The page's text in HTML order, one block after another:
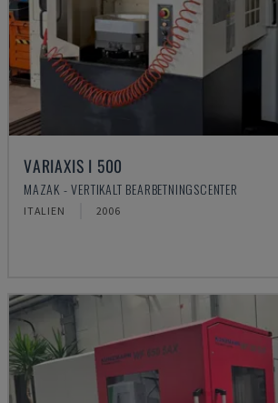
VARIAXIS I 500
MAZAK - VERTIKALT BEARBETNINGSCENTER
ITALIEN 2006